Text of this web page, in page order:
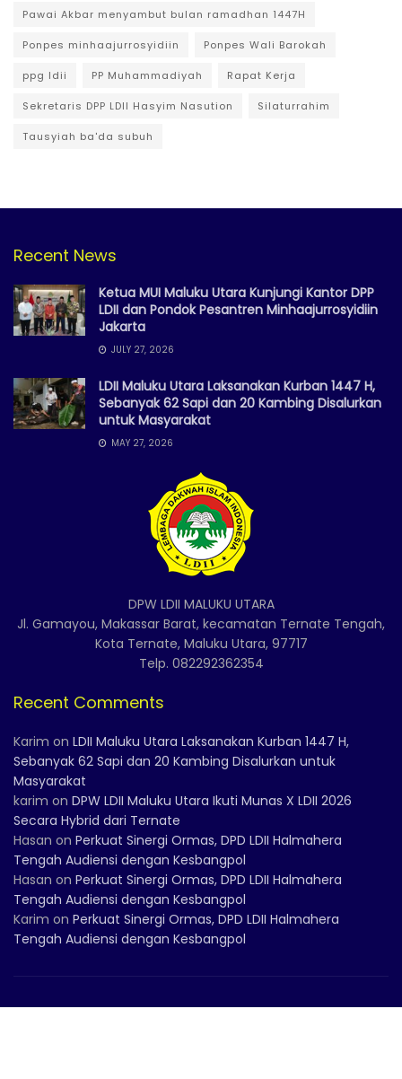
Pawai Akbar menyambut bulan ramadhan 1447H
Ponpes minhaajurrosyidiin Ponpes Wali Barokah
ppg ldii PP Muhammadiyah Rapat Kerja
Sekretaris DPP LDII Hasyim Nasution Silaturrahim
Tausyiah ba'da subuh
Recent News
Ketua MUI Maluku Utara Kunjungi Kantor DPP
LDII dan Pondok Pesantren Minhaajurrosyidiin
Jakarta
JULY 27, 2026
LDII Maluku Utara Laksanakan Kurban 1447 H,
Sebanyak 62 Sapi dan 20 Kambing Disalurkan
untuk Masyarakat
MAY 27, 2026
DPW LDII MALUKU UTARA
Jl. Gamayou, Makassar Barat, kecamatan Ternate Tengah,
Kota Ternate, Maluku Utara, 97717
Telp. 082292362354
Recent Comments
Karim on LDII Maluku Utara Laksanakan Kurban 1447 H,
Sebanyak 62 Sapi dan 20 Kambing Disalurkan untuk
Masyarakat
karim on DPW LDII Maluku Utara Ikuti Munas X LDII 2026
Secara Hybrid dari Ternate
Hasan on Perkuat Sinergi Ormas, DPD LDII Halmahera
Tengah Audiensi dengan Kesbangpol
Hasan on Perkuat Sinergi Ormas, DPD LDII Halmahera
Tengah Audiensi dengan Kesbangpol
Karim on Perkuat Sinergi Ormas, DPD LDII Halmahera
Tengah Audiensi dengan Kesbangpol